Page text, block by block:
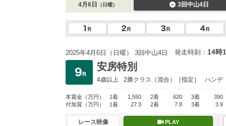
4月6日 （日曜） 3回中山4日
2025年4月6日（日曜） 3回中山4日 発走時刻： 14時
安房特別
4歳以上 2勝クラス （混合）［指定］ ハンデ
本賞金 （万円） 1着 1,550 2着 620 3着
390
付加賞 （万円） 1着 27.3 2着 7.8 3着 3.9
レース映像 PLAY